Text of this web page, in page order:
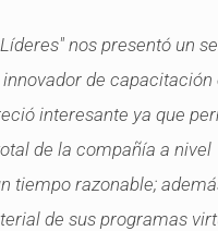
nos presentó un
de capacitación
interesante ya que
de la compañía a nivel
tiempo razonable;
de sus programas